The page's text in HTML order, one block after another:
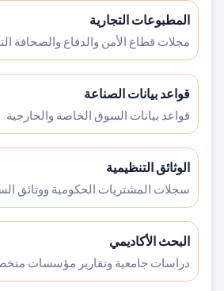
المطبوعات التجارية
مجلات قطاع الأمن والدفاع والصحافة
قواعد بيانات الصناعة
قواعد بيانات السوق الخاصة والخارجية
الوثائق التنظيمية
سجلات المشتريات الحكومية ووثائق
البحث الأكاديمي
دراسات جامعية وتقارير مؤسسات